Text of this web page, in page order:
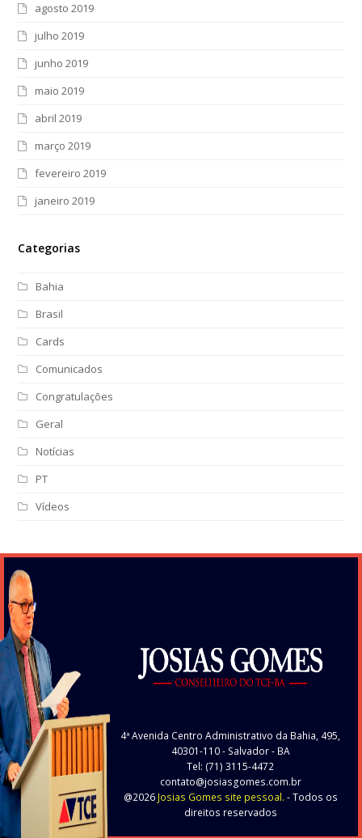
agosto 2019
julho 2019
junho 2019
maio 2019
abril 2019
março 2019
fevereiro 2019
janeiro 2019
Categorias
Bahia
Brasil
Cards
Comunicados
Congratulações
Geral
Notícias
PT
Vídeos
4ª Avenida Centro Administrativo da Bahia, 495,
40301-110- Salvador - BA
Tel: (71) 3115-4472
contato@josiasgomes.com.br
@2026 Josias Gomes site pessoal. - Todos os
direitos reservados